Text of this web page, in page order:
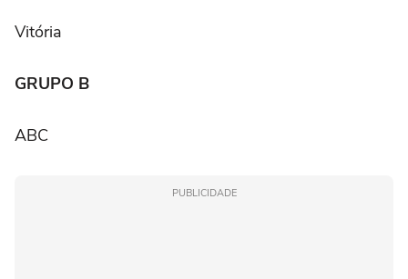
Vitória
GRUPO B
ABC
PUBLICIDADE